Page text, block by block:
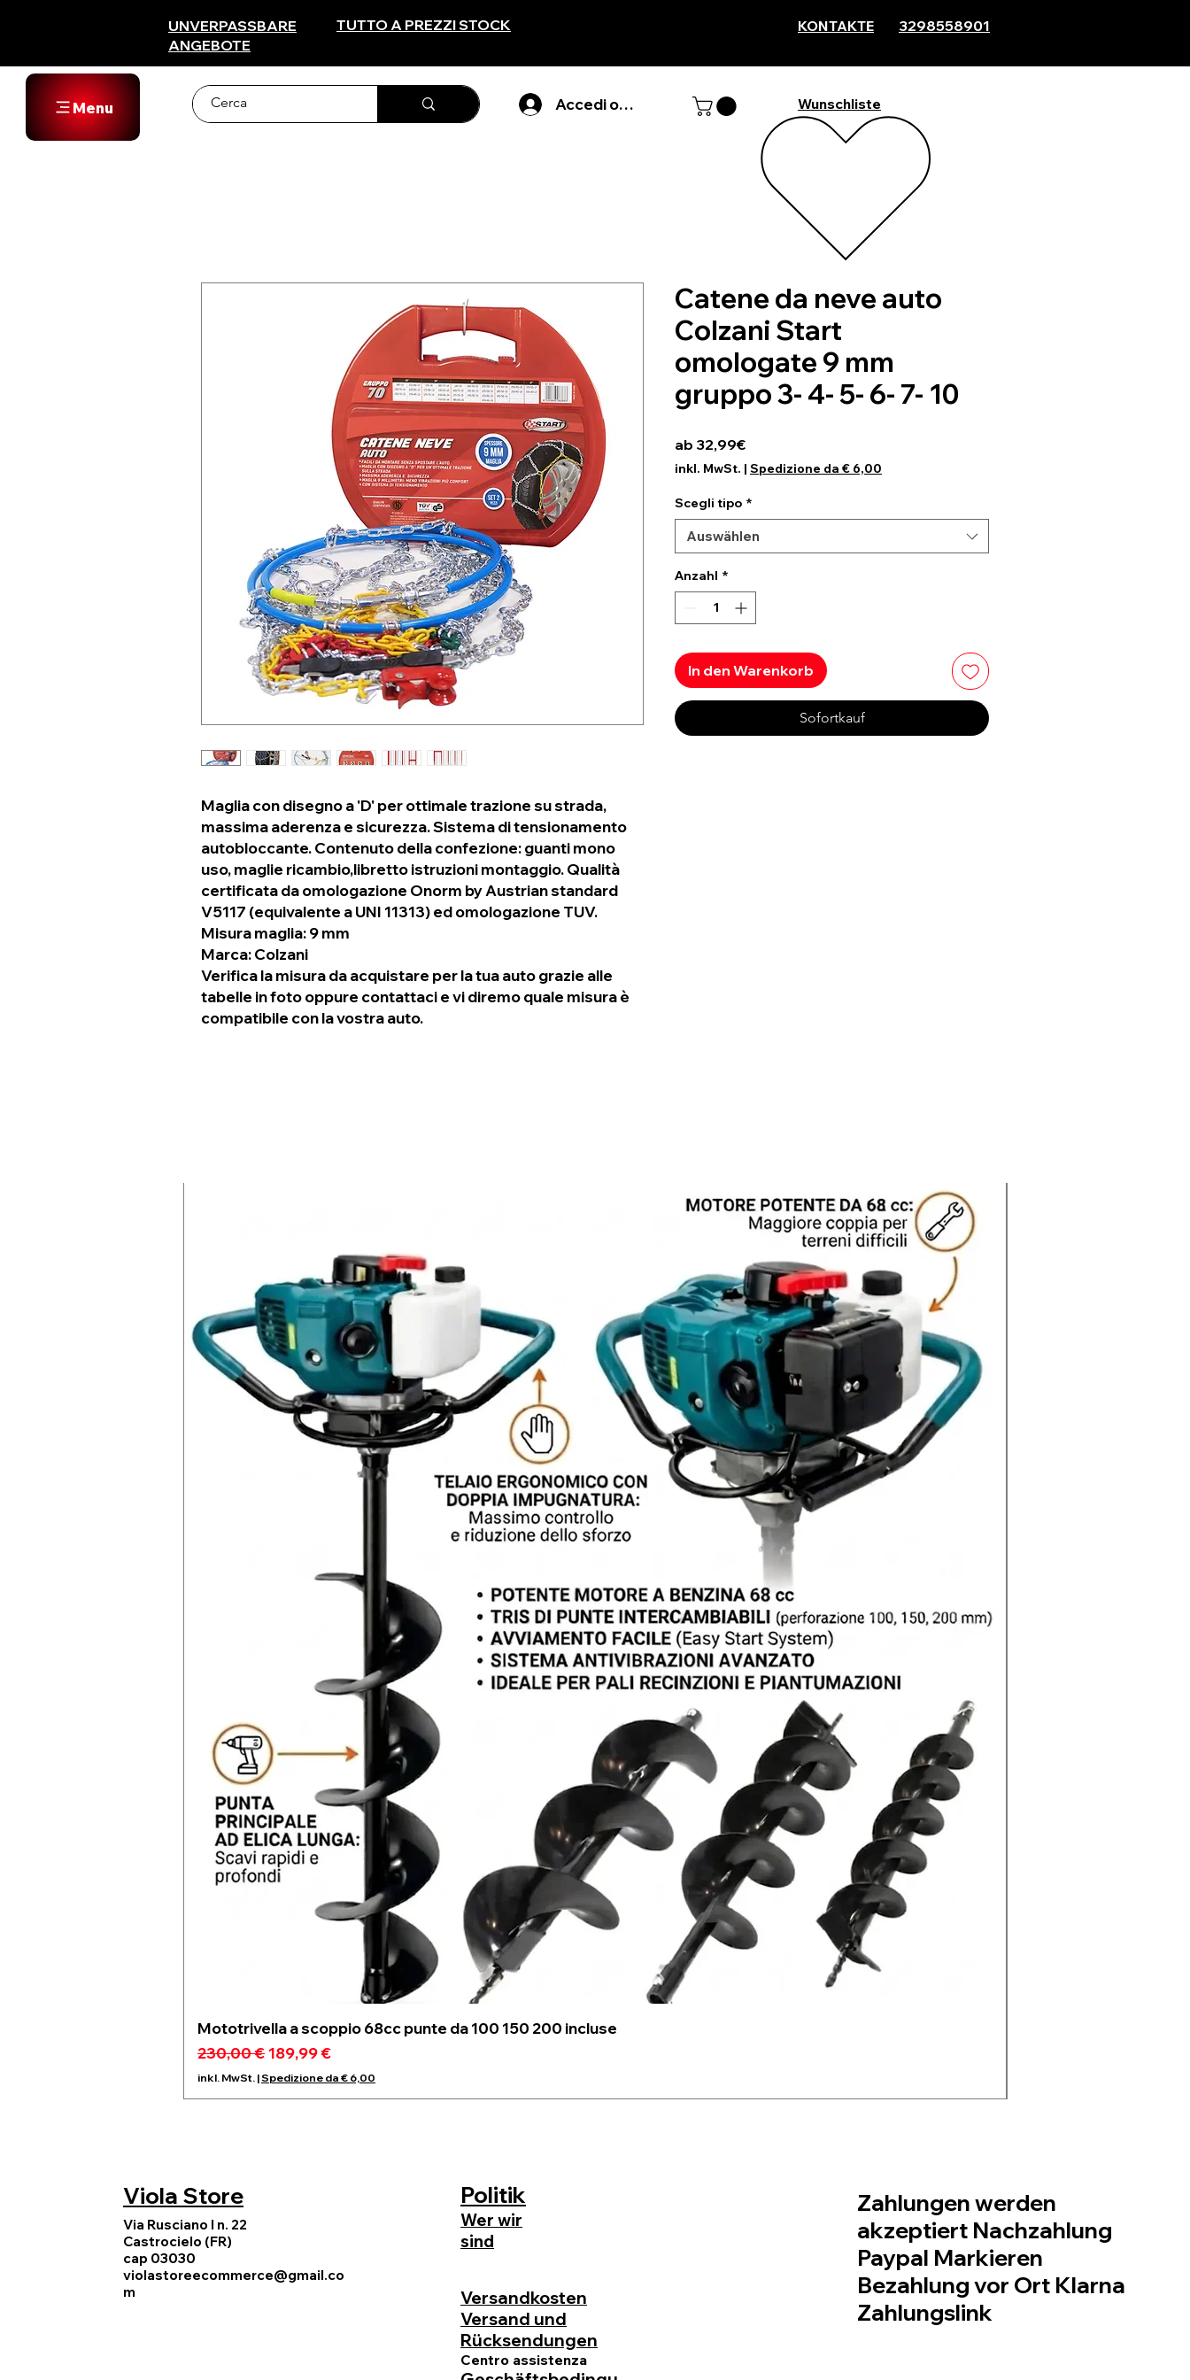
UNVERPASSBARE
ANGEBOTE
TUTTO A PREZZI STOCK KONTAKTE 3298558901
Menu Accedi o registarti Wunschliste
Maglia con disegno a 'D' per ottimale trazione su strada,
massima aderenza e sicurezza. Sistema di tensionamento
autobloccante. Contenuto della confezione: guanti mono
uso, maglie ricambio,libretto istruzioni montaggio. Qualità
certificata da omologazione Onorm by Austrian standard
V5117 (equivalente a UNI 11313) ed omologazione TUV.
Misura maglia: 9 mm
Marca: Colzani
Verifica la misura da acquistare per la tua auto grazie alle
tabelle in foto oppure contattaci e vi diremo quale misura è
compatibile con la vostra auto.
Catene da neve auto
Colzani Start
omologate 9 mm
gruppo 3- 4- 5- 6- 7- 10
ab 32,99€Sale-Preis
inkl. MwSt. | Spedizione da € 6,00
Scegli tipo *
Auswählen
Anzahl *
In den Warenkorb
Sofortkauf
Mototrivella a scoppio 68cc punte da 100 150 200 incluse
Standardpreis
230,00 € Sale-Preis
189,99 €
inkl. MwSt. |Spedizione da € 6,00
Viola Store
Via Rusciano I n. 22
Castrocielo (FR)
cap 03030
violastoreecommerce@gmail.co
m
Politik
Wer wir
sind
Versandkosten
Versand und
Rücksendungen
Centro assistenza
Zahlungen werden
akzeptiert Nachzahlung
Paypal Markieren
Bezahlung vor Ort Klarna
Zahlungslink